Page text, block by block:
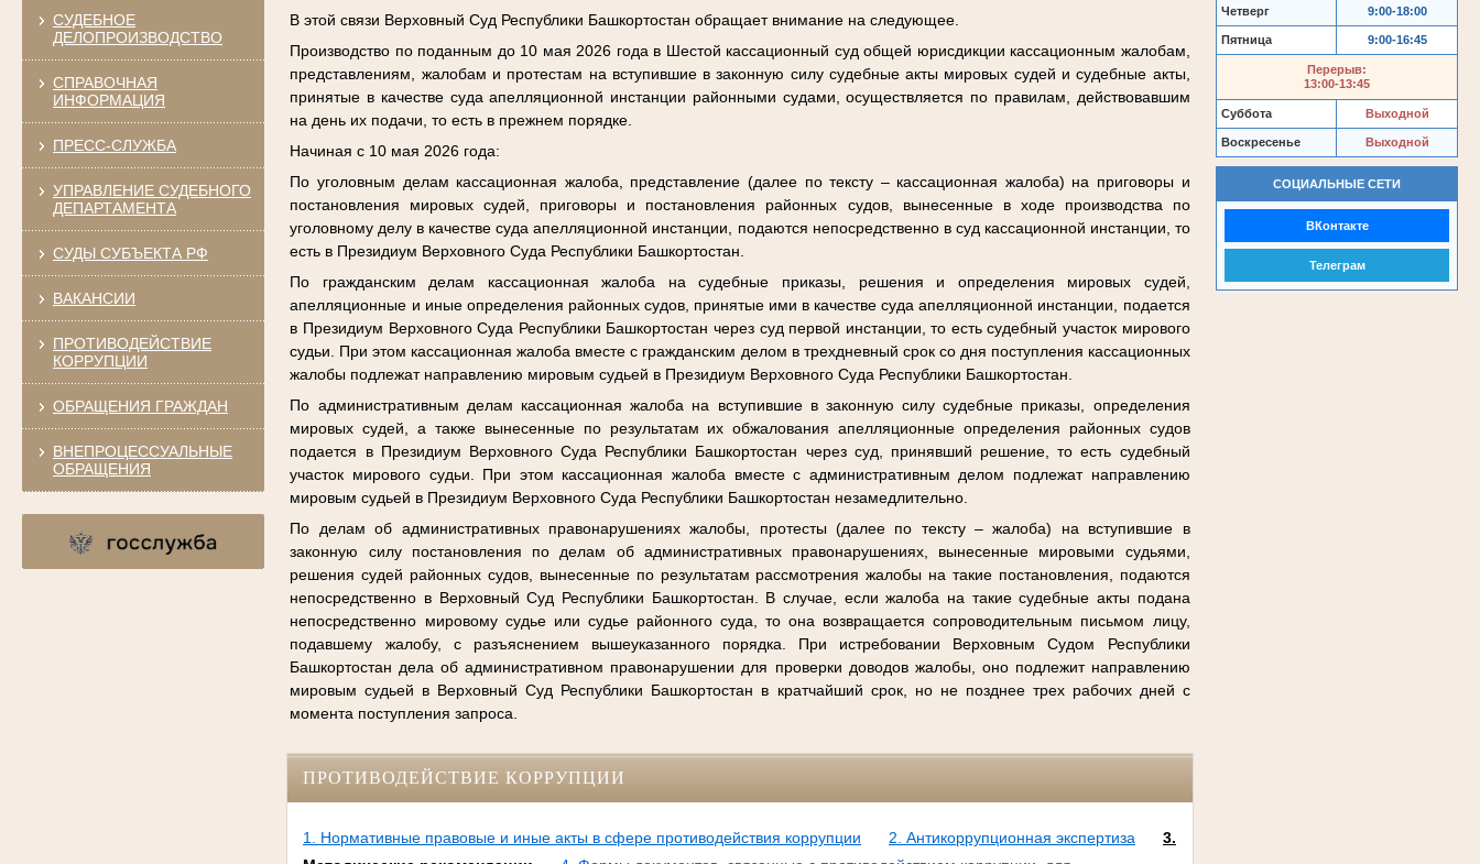
СУДЕБНОЕ
ДЕЛОПРОИЗВОДСТВО
СПРАВОЧНАЯ
ИНФОРМАЦИЯ
ПРЕСС-СЛУЖБА
УПРАВЛЕНИЕ СУДЕБНОГО
ДЕПАРТАМЕНТА
СУДЫ СУБЪЕКТА РФ
ВАКАНСИИ
ПРОТИВОДЕЙСТВИЕ
КОРРУПЦИИ
ОБРАЩЕНИЯ ГРАЖДАН
ВНЕПРОЦЕССУАЛЬНЫЕ
ОБРАЩЕНИЯ
Четверг 9:00-18:00
Пятница 9:00-16:45
Перерыв:
13:00-13:45
Суббота Выходной
Воскресенье Выходной
СОЦИАЛЬНЫЕ СЕТИ
ВКонтакте
Телеграм
В этой связи Верховный Суд Республики Башкортостан обращает внимание на следующее.
Производство по поданным до 10 мая 2026 года в Шестой кассационный суд общей юрисдикции кассационным жалобам,
представлениям, жалобам и протестам на вступившие в законную силу судебные акты мировых судей и судебные акты,
принятые в качестве суда апелляционной инстанции районными судами, осуществляется по правилам, действовавшим
на день их подачи, то есть в прежнем порядке.
Начиная с 10 мая 2026 года:
По уголовным делам кассационная жалоба, представление (далее по тексту – кассационная жалоба) на приговоры и
постановления мировых судей, приговоры и постановления районных судов, вынесенные в ходе производства по
уголовному делу в качестве суда апелляционной инстанции, подаются непосредственно в суд кассационной инстанции, то
есть в Президиум Верховного Суда Республики Башкортостан.
По гражданским делам кассационная жалоба на судебные приказы, решения и определения мировых судей,
апелляционные и иные определения районных судов, принятые ими в качестве суда апелляционной инстанции, подается
в Президиум Верховного Суда Республики Башкортостан через суд первой инстанции, то есть судебный участок мирового
судьи. При этом кассационная жалоба вместе с гражданским делом в трехдневный срок со дня поступления кассационных
жалобы подлежат направлению мировым судьей в Президиум Верховного Суда Республики Башкортостан.
По административным делам кассационная жалоба на вступившие в законную силу судебные приказы, определения
мировых судей, а также вынесенные по результатам их обжалования апелляционные определения районных судов
подается в Президиум Верховного Суда Республики Башкортостан через суд, принявший решение, то есть судебный
участок мирового судьи. При этом кассационная жалоба вместе с административным делом подлежат направлению
мировым судьей в Президиум Верховного Суда Республики Башкортостан незамедлительно.
По делам об административных правонарушениях жалобы, протесты (далее по тексту – жалоба) на вступившие в
законную силу постановления по делам об административных правонарушениях, вынесенные мировыми судьями,
решения судей районных судов, вынесенные по результатам рассмотрения жалобы на такие постановления, подаются
непосредственно в Верховный Суд Республики Башкортостан. В случае, если жалоба на такие судебные акты подана
непосредственно мировому судье или судье районного суда, то она возвращается сопроводительным письмом лицу,
подавшему жалобу, с разъяснением вышеуказанного порядка. При истребовании Верховным Судом Республики
Башкортостан дела об административном правонарушении для проверки доводов жалобы, оно подлежит направлению
мировым судьей в Верховный Суд Республики Башкортостан в кратчайший срок, но не позднее трех рабочих дней с
момента поступления запроса.
ПРОТИВОДЕЙСТВИЕ КОРРУПЦИИ
1. Нормативные правовые и иные акты в сфере противодействия коррупции 2. Антикоррупционная экспертиза
3.